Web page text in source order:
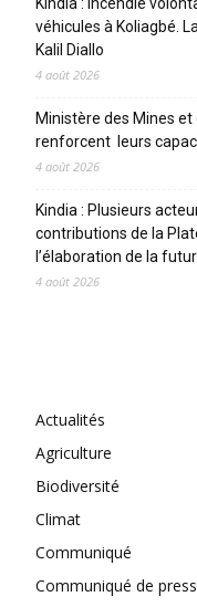
Kindia : incendie
véhicules à Koliagbé.
Kalil Diallo
4 août 2026
Ministère des Mines
renforcent leurs
4 août 2026
Kindia : Plusieurs
contributions de la
l’élaboration de la
4 août 2026
Actualités
Agriculture
Biodiversité
Climat
Communiqué
Communiqué de